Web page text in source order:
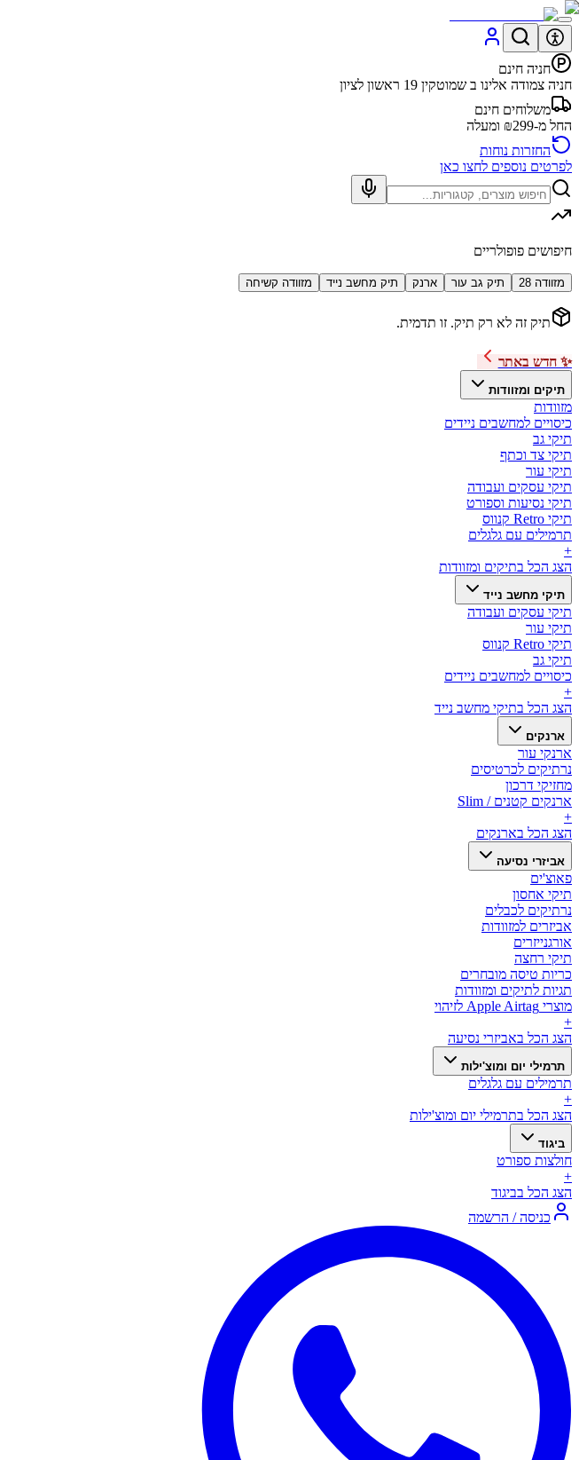
חניה חינם
חניה צמודה אלינו ב שמוטקין 19 ראשון לציון
משלוחים חינם
החל מ-₪299 ומעלה
החזרות נוחות
לפרטים נוספים לחצו כאן
חיפושים פופולריים
מזוודה 28 תיק גב עור ארנק תיק מחשב נייד מזוודה קשיחה
תיק זה לא רק תיק. זו תדמית.
✨ חדש באתר
תיקים ומזוודות
מזוודות
כיסויים למחשבים ניידים
תיקי גב
תיקי צד וכתף
תיקי עור
תיקי עסקים ועבודה
תיקי נסיעות וספורט
תיקי Retro קנווס
תרמילים עם גלגלים
+
הצג הכל בתיקים ומזוודות
תיקי מחשב נייד
תיקי עסקים ועבודה
תיקי עור
תיקי Retro קנווס
תיקי גב
כיסויים למחשבים ניידים
+
הצג הכל בתיקי מחשב נייד
ארנקים
ארנקי עור
נרתיקים לכרטיסים
מחזיקי דרכון
ארנקים קטנים / Slim
+
הצג הכל בארנקים
אביזרי נסיעה
פאוצ'ים
תיקי אחסון
נרתיקים לכבלים
אביזרים למזוודות
אורגנייזרים
תיקי רחצה
כריות טיסה מובחרים
תגיות לתיקים ומזוודות
מוצרי Apple Airtag לזיהוי
+
הצג הכל באביזרי נסיעה
תרמילי יום ומוצ'ילות
תרמילים עם גלגלים
+
הצג הכל בתרמילי יום ומוצ'ילות
ביגוד
חולצות ספורט
+
הצג הכל בביגוד
כניסה / הרשמה